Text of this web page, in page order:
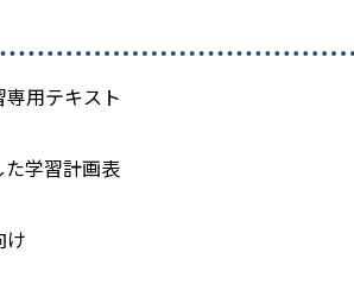
用テキスト
学習計画表
け